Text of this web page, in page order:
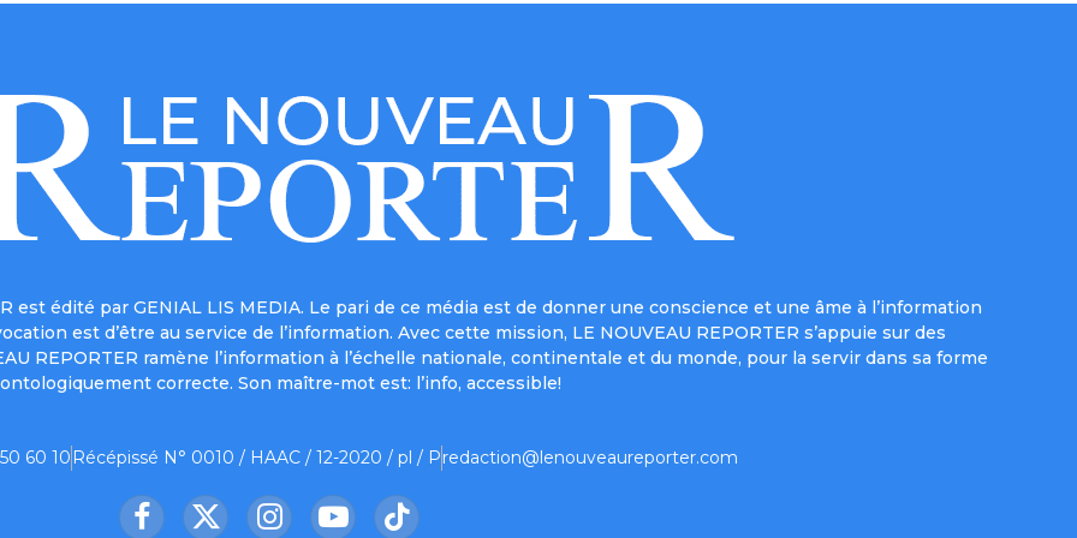
est édité par GENIAL LIS MEDIA. Le pari de ce média est de donner une conscience et une âme à l’information
est d’être au service de l’information. Avec cette mission, LE NOUVEAU REPORTER s’appuie sur des
REPORTER ramène l’information à l’échelle nationale, continentale et du monde, pour la servir dans sa forme
correcte. Son maître-mot est: l’info, accessible!
60 10 Récépissé N° 0010 / HAAC / 12-2020 / pl / Predaction@lenouveaureporter.com
Facebook
X InstagramYouTubeTikTok